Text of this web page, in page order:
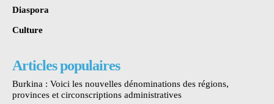
Diaspora
Culture
Articles populaires
Burkina : Voici les nouvelles dénominations des régions,
provinces et circonscriptions administratives